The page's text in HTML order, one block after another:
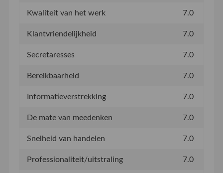
Kwaliteit van het werk 7.0
Klantvriendelijkheid 7.0
Secretaresses 7.0
Bereikbaarheid 7.0
Informatieverstrekking 7.0
De mate van meedenken 7.0
Snelheid van handelen 7.0
Professionaliteit/uitstraling 7.0